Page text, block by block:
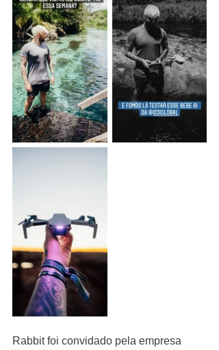
Rabbit foi convidado pela empresa